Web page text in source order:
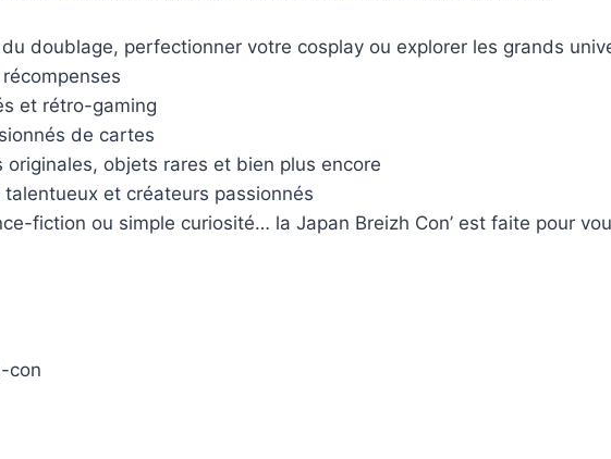
doublage, perfectionner votre cosplay ou explorer les grands
et rétro-gaming
de cartes
objets rares et bien plus encore
et créateurs passionnés
fiction ou simple curiosité… la Japan Breizh Con’ est faite pour
con